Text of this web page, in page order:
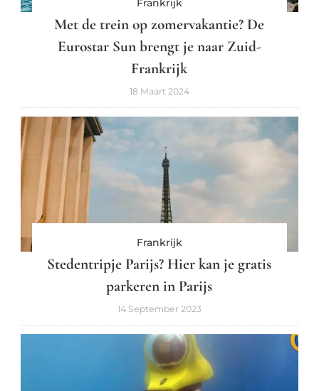
Frankrijk
Met de trein op zomervakantie? De
Eurostar Sun brengt je naar Zuid-
Frankrijk
18 Maart 2024
Frankrijk
Stedentripje Parijs? Hier kan je gratis
parkeren in Parijs
14 September 2023